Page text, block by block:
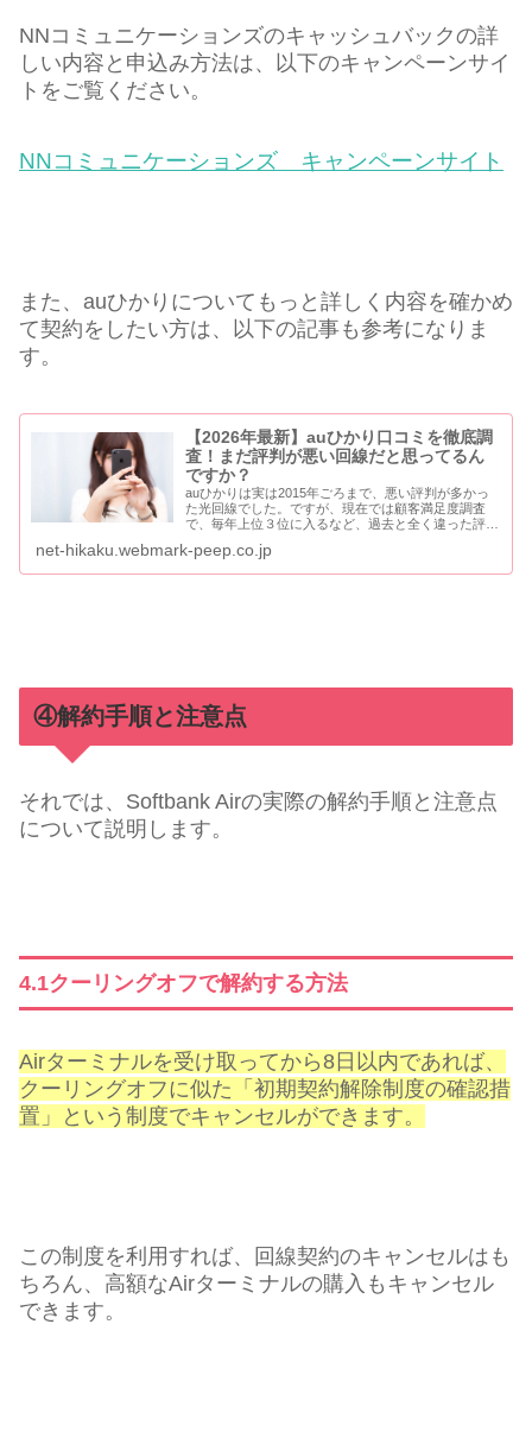
NNコミュニケーションズのキャッシュバックの詳
しい内容と申込み方法は、以下のキャンペーンサイ
トをご覧ください。
NNコミュニケーションズ キャンペーンサイト
また、auひかりについてもっと詳しく内容を確かめ
て契約をしたい方は、以下の記事も参考になりま
す。
【2026年最新】auひかり口コミを徹底調
査！まだ評判が悪い回線だと思ってるん
ですか？
auひかりは実は2015年ごろまで、悪い評判が多かっ
た光回線でした。ですが、現在では顧客満足度調査
で、毎年上位３位に入るなど、過去と全く違った評価
サカモトさんauひかりの口コミって、ピンキリ...
net-hikaku.webmark-peep.co.jp
④解約手順と注意点
それでは、Softbank Airの実際の解約手順と注意点
について説明します。
4.1クーリングオフで解約する方法
Airターミナルを受け取ってから8日以内であれば、
クーリングオフに似た「初期契約解除制度の確認措
置」という制度でキャンセルができます。
この制度を利用すれば、回線契約のキャンセルはも
ちろん、高額なAirターミナルの購入もキャンセル
できます。